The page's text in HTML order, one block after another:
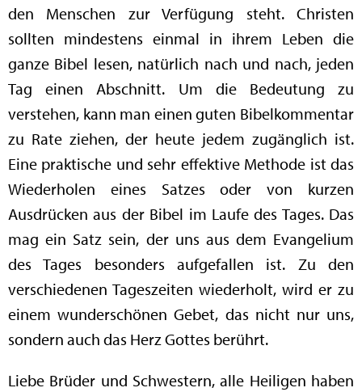
den Menschen zur Verfügung steht. Christen
sollten mindestens einmal in ihrem Leben die
ganze Bibel lesen, natürlich nach und nach, jeden
Tag einen Abschnitt. Um die Bedeutung zu
verstehen, kann man einen guten Bibelkommentar
zu Rate ziehen, der heute jedem zugänglich ist.
Eine praktische und sehr effektive Methode ist das
Wiederholen eines Satzes oder von kurzen
Ausdrücken aus der Bibel im Laufe des Tages. Das
mag ein Satz sein, der uns aus dem Evangelium
des Tages besonders aufgefallen ist. Zu den
verschiedenen Tageszeiten wiederholt, wird er zu
einem wunderschönen Gebet, das nicht nur uns,
sondern auch das Herz Gottes berührt.
Liebe Brüder und Schwestern, alle Heiligen haben